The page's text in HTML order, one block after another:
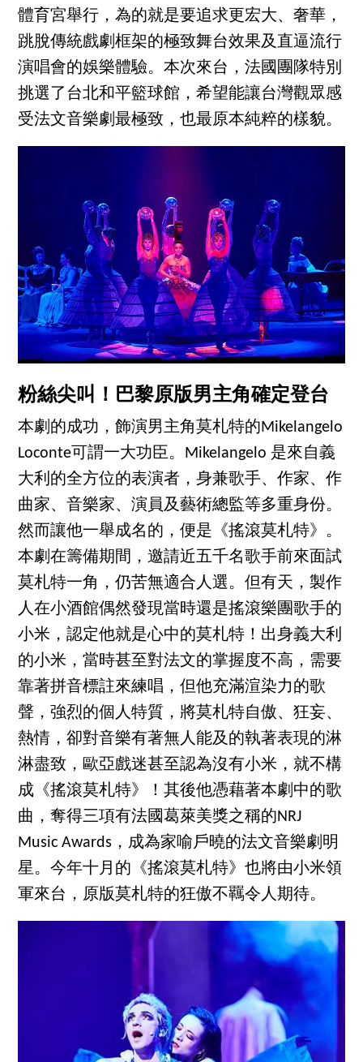
體育宮舉行，為的就是要追求更宏大、奢華，
跳脫傳統戲劇框架的極致舞台效果及直逼流行
演唱會的娛樂體驗。本次來台，法國團隊特別
挑選了台北和平籃球館，希望能讓台灣觀眾感
受法文音樂劇最極致，也最原本純粹的樣貌。
粉絲尖叫！巴黎原版男主角確定登台
本劇的成功，飾演男主角莫札特的Mikelangelo
Loconte可謂一大功臣。Mikelangelo 是來自義
大利的全方位的表演者，身兼歌手、作家、作
曲家、音樂家、演員及藝術總監等多重身份。
然而讓他一舉成名的，便是《搖滾莫札特》。
本劇在籌備期間，邀請近五千名歌手前來面試
莫札特一角，仍苦無適合人選。但有天，製作
人在小酒館偶然發現當時還是搖滾樂團歌手的
小米，認定他就是心中的莫札特！出身義大利
的小米，當時甚至對法文的掌握度不高，需要
靠著拼音標註來練唱，但他充滿渲染力的歌
聲，強烈的個人特質，將莫札特自傲、狂妄、
熱情，卻對音樂有著無人能及的執著表現的淋
淋盡致，歐亞戲迷甚至認為沒有小米，就不構
成《搖滾莫札特》！其後他憑藉著本劇中的歌
曲，奪得三項有法國葛萊美獎之稱的NRJ
Music Awards，成為家喻戶曉的法文音樂劇明
星。今年十月的《搖滾莫札特》也將由小米領
軍來台，原版莫札特的狂傲不羈令人期待。